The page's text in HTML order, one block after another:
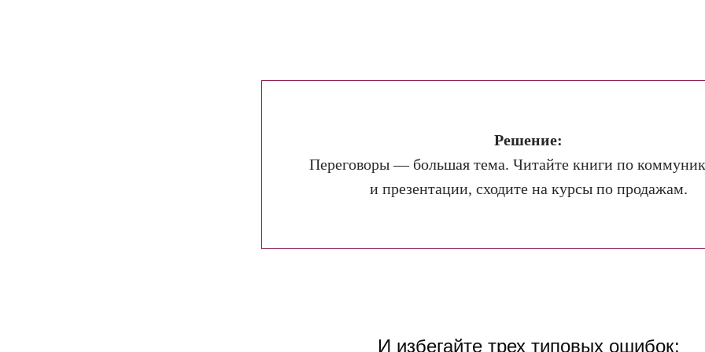
Решение:
Переговоры — большая тема. Читайте книги по
и презентации, сходите на курсы по продажам.
И избегайте трех типовых ошибок: